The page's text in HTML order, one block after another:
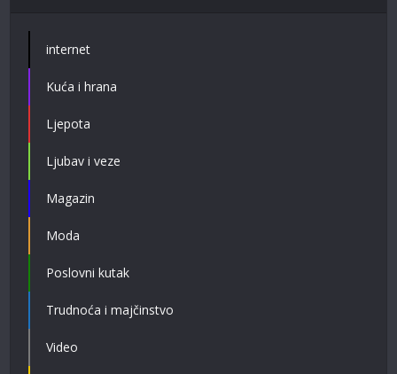
internet
Kuća i hrana
Ljepota
Ljubav i veze
Magazin
Moda
Poslovni kutak
Trudnoća i majčinstvo
Video